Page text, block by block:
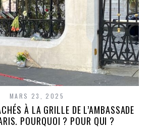
MARS 23, 2025
À LA GRILLE DE L’AMBASSADE
POURQUOI ? POUR QUI ?